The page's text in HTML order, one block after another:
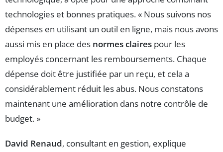
technologies et bonnes pratiques. « Nous suivons nos
dépenses en utilisant un outil en ligne, mais nous avons
aussi mis en place des normes claires pour les
employés concernant les remboursements. Chaque
dépense doit être justifiée par un reçu, et cela a
considérablement réduit les abus. Nous constatons
maintenant une amélioration dans notre contrôle de
budget. »
David Renaud, consultant en gestion, explique